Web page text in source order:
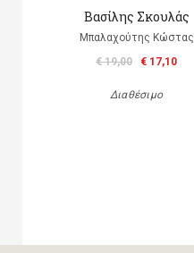
Βασίλης Σκουλάς
Μπαλαχούτης Κώστας
€ 19,00
€ 17,10
Διαθέσιμο